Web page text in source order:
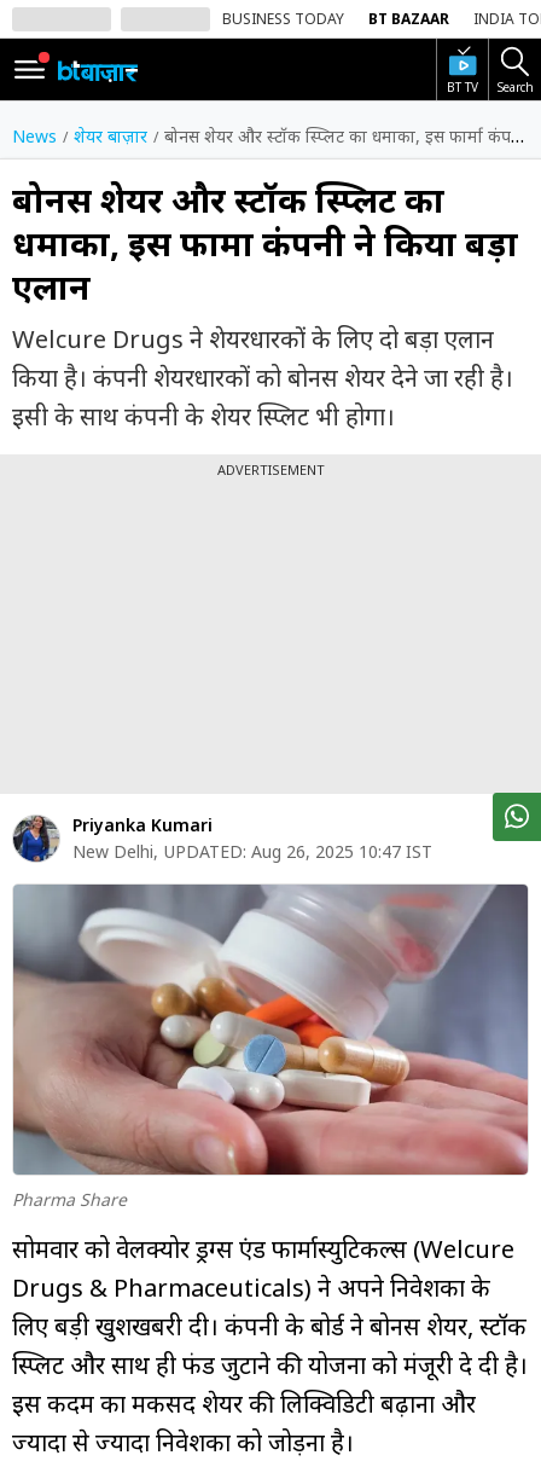
BUSINESS TODAY BT BAZAAR INDIA
BT TV Search
SIGN
IN
Dark
Mode
होम
शेयर
वीडियो
ट्रेंडिंग
बाज़ार
ट्रेंडिंग
वीडियो
म्यूचुअल
फंड
News शेयर बाज़ार बोनस शेयर और स्टॉक स्प्लिट का धमाका, इस फार्मा कंपनी ने किया बड़ा एलान
बोनस शेयर और स्टॉक स्प्लिट का
धमाका, इस फार्मा कंपनी ने किया बड़ा
एलान
Welcure Drugs ने शेयरधारकों के लिए दो बड़ा एलान
किया है। कंपनी शेयरधारकों को बोनस शेयर देने जा रही है।
इसी के साथ कंपनी के शेयर स्प्लिट भी होगा।
ADVERTISEMENT
Priyanka Kumari
New Delhi, UPDATED: Aug 26, 2025 10:47 IST
Pharma Share
सोमवार को वेलक्योर ड्रग्स एंड फार्मास्युटिकल्स (Welcure
Drugs & Pharmaceuticals) ने अपने निवेशकों के
लिए बड़ी खुशखबरी दी। कंपनी के बोर्ड ने बोनस शेयर, स्टॉक
स्प्लिट और साथ ही फंड जुटाने की योजना को मंजूरी दे दी है।
इस कदम का मकसद शेयर की लिक्विडिटी बढ़ाना और
ज्यादा से ज्यादा निवेशकों को जोड़ना है।